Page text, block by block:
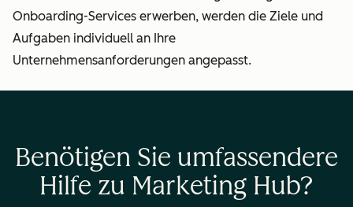
Mitarbeiter
Beratung bei
Entwicklung und
Analyse von
Onboarding-Services erwerben, werden die Ziele und
Aufgaben individuell an Ihre
Unternehmensanforderungen angepasst.
Benötigen Sie umfassendere
Hilfe zu Marketing Hub?